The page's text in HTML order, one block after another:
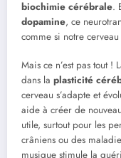
biochimie cérébrale.
dopamine, ce
comme si notre
Mais ce n’est pas tout
dans la plasticité
cerveau s’adapte et
aide à créer de
utile, surtout pour les
crâniens ou des
musique stimule la